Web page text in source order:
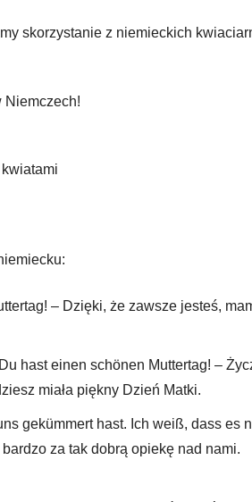
skorzystanie z niemieckich
Niemczech!
– Dzięki, że zawsze jesteś,
hast einen schönen Muttertag! –
miała piękny Dzień Matki.
gekümmert hast. Ich weiß, dass es
za tak dobrą opiekę nad nami.